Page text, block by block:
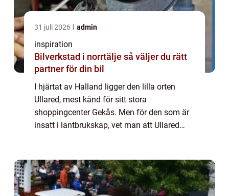
31 juli 2026 admin
inspiration
Bilverkstad i norrtälje så väljer du rätt
partner för din bil
I hjärtat av Halland ligger den lilla orten
Ullared, mest känd för sitt stora
shoppingcenter Gekås. Men för den som är
insatt i lantbrukskap, vet man att Ullared